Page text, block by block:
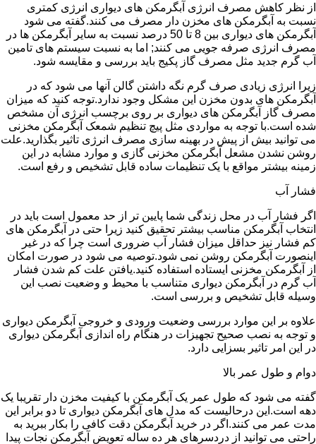
از نظر کاهش مصرف انرژی آبگرمکن های دیواری انرژی کمتری
نسبت به آبگرمکن های مخزن دار مصرف می کنند.گفته می شود
آبگرمکن های دیواری بین 8 تا 50 درصد نسبت به سایر آبگرمکن ها در
مصرف انرژی صرفه جویی می کنند; اما به نسبت سیستم های تامین
آب گرم جدید مثل مصرف گاز پکیج باید بررسی و مقایسه شود.
زیرا انرژی زیادی صرف گرم نگه داشتن گالن آنها می شود که در
آبگرمکن های بدون مخزن این مشکل وجود ندارد.توجه کنید که میزان
مصرف گاز آبگرمکن های دیواری بر روی برچسب انرژی آن مشخص
شده است.با توجه به مواردی مثل پیچ تنظیم شمعک آبگرمکن مخزنی
می توانید بیش از پیش در بهینه سازی مصرف انرژی تاثیر بگذارید.علت
روشن نشدن مشعل آبگرمکن مخزنی گازی و موارد مشابه در این
زمینه بیشتر مواقع با یک تنظیمات ساده قابل تشخیص و رفع است.
فشار آب
اگر فشار آب در محل زندگی شما پایین تر از حد معمول است باید در
انتخاب آبگرمکن مناسب بیشتر تحقیق کنید زیرا حتی در آبگرمکن های
کم فشار نیز حداقل میزان فشار آب ضروری است چرا که در غیر
اینصورت آبگرمکن روشن نمی شود.توصیه می شود در صورت امکان
از آبگرمکن مخزنی ایستاده استفاده کنید.یافتن علت کم شدن فشار
آب گرم در آبگرمکن دیواری متناسب با محیط و وضعیت نصب این
وسیله قابل تشخیص و بررسی است.
علاوه بر این موارد بررسی وضعیت ورودی و خروجی آبگرمکن دیواری
و توجه به نصب صحیح تجهیزات در هنگام راه اندازی آبگرمکن دیواری
در این امر تاثیر بسزایی دارد.
دوام و طول عمر بالا
گفته می شود که طول عمر یک آبگرمکن با کیفیت مخزن دار تقریبا یک
دهه است.این درحالیست که مدل های آبگرمکن دیواری تا دو برابر این
مدت عمر می کنند.اگر در خرید آبگرمکن دقت کافی را بکار ببرید به
راحتی می توانید از دردسرهای هر ده ساله تعویض آبگرمکن نجات پیدا